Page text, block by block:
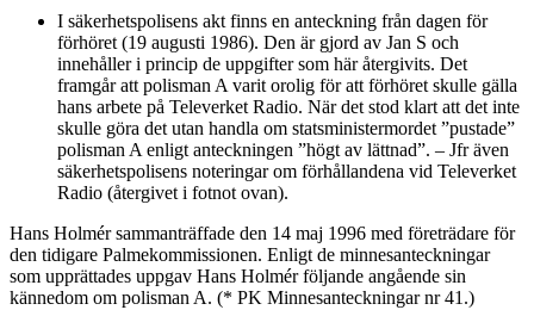
I säkerhetspolisens akt finns en anteckning från dagen för
förhöret (19 augusti 1986). Den är gjord av Jan S och
innehåller i princip de uppgifter som här återgivits. Det
framgår att polisman A varit orolig för att förhöret skulle gälla
hans arbete på Televerket Radio. När det stod klart att det inte
skulle göra det utan handla om statsministermordet ”pustade”
polisman A enligt anteckningen ”högt av lättnad”. – Jfr även
säkerhetspolisens noteringar om förhållandena vid Televerket
Radio (återgivet i fotnot ovan).
Hans Holmér sammanträffade den 14 maj 1996 med företrädare för
den tidigare Palmekommissionen. Enligt de minnesanteckningar
som upprättades uppgav Hans Holmér följande angående sin
kännedom om polisman A. (* PK Minnesanteckningar nr 41.)